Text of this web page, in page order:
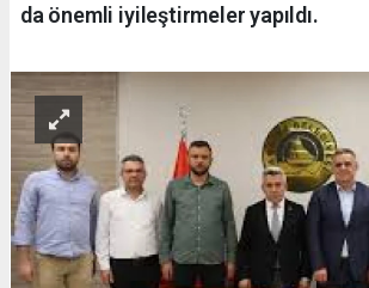
da önemli iyileştirmeler yapıldı.